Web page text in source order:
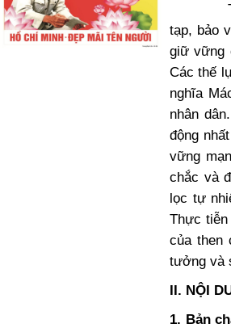
Trong
tạp, bảo
giữ vững
Các thế
nghĩa
nhân
động
vững
chắc và
lọc tự
Thực
của then
tưởng và
II. NỘI
1. Bản